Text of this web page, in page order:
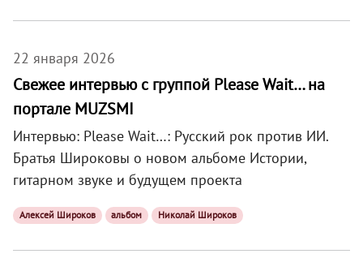
22 января 2026
Свежее интервью с группой Please Wait… на
портале MUZSMI
Интервью: Please Wait…: Русский рок против ИИ.
Братья Широковы о новом альбоме Истории,
гитарном звуке и будущем проекта
Алексей Широков альбом Николай Широков